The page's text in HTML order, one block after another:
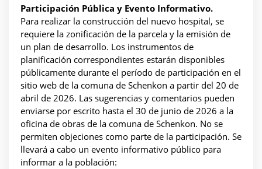
Participación Pública y Evento Informativo.
Para realizar la construcción del nuevo hospital, se
requiere la zonificación de la parcela y la emisión de
un plan de desarrollo. Los instrumentos de
planificación correspondientes estarán disponibles
públicamente durante el período de participación en el
sitio web de la comuna de Schenkon a partir del 20 de
abril de 2026. Las sugerencias y comentarios pueden
enviarse por escrito hasta el 30 de junio de 2026 a la
oficina de obras de la comuna de Schenkon. No se
permiten objeciones como parte de la participación. Se
llevará a cabo un evento informativo público para
informar a la población: